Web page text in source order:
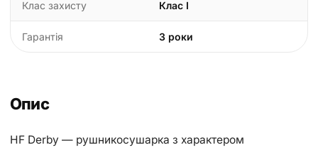
Клас захисту Клас I
Гарантія 3 роки
Опис
HF Derby — рушникосушарка з характером